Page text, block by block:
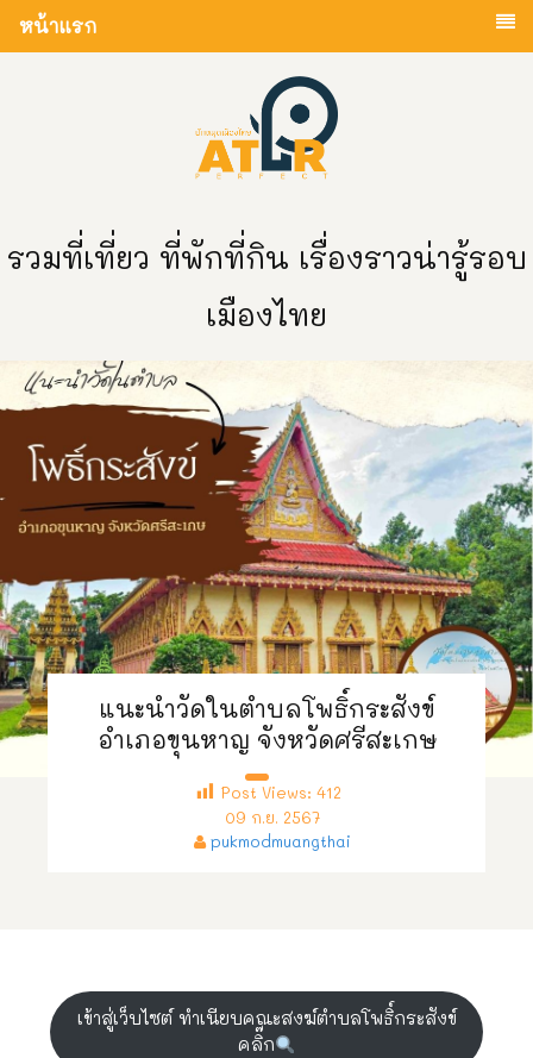
หน้าแรก
รวมที่เที่ยว ที่พักที่กิน เรื่องราวน่ารู้รอบ
เมืองไทย
แนะนำวัดในตำบลโพธิ์กระสังข์
อำเภอขุนหาญ จังหวัดศรีสะเกษ
Post Views: 412
09 ก.ย. 2567
pukmodmuangthai
เข้าสู่เว็บไซต์ ทำเนียบคณะสงฆ์ตำบลโพธิ์กระสังข์
คลิ๊ก